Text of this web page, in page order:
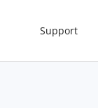
Support